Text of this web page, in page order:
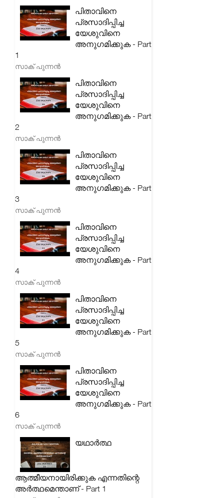
പിതാവിനെ
പ്രസാദിപ്പിച്ച
യേശുവിനെ
അനുഗമിക്കുക - Part
1
സാക് പുന്നൻ
പിതാവിനെ
പ്രസാദിപ്പിച്ച
യേശുവിനെ
അനുഗമിക്കുക - Part
2
സാക് പുന്നൻ
പിതാവിനെ
പ്രസാദിപ്പിച്ച
യേശുവിനെ
അനുഗമിക്കുക - Part
3
സാക് പുന്നൻ
പിതാവിനെ
പ്രസാദിപ്പിച്ച
യേശുവിനെ
അനുഗമിക്കുക - Part
4
സാക് പുന്നൻ
പിതാവിനെ
പ്രസാദിപ്പിച്ച
യേശുവിനെ
അനുഗമിക്കുക - Part
5
സാക് പുന്നൻ
പിതാവിനെ
പ്രസാദിപ്പിച്ച
യേശുവിനെ
അനുഗമിക്കുക - Part
6
സാക് പുന്നൻ
യഥാർത്ഥ
ആത്മീയനായിരിക്കുക എന്നതിന്റെ
അർത്ഥമെന്താണ് - Part 1